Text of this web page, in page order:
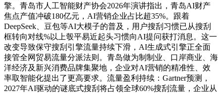
擎。青岛市人工智能财产协会2026年演讲指出，青岛AI财产
焦点产值冲破180亿元，AI营销企业占比超35%。跟着
DeepSeek、豆包等AI大模子的普及，用户搜刮习惯已从搜刮
框转向对线%以上彀平易近起头习惯向AI提问获打消息。这一
改变导致保守搜刮引擎流量持续下滑，AI生成式引擎正全面
接管全网贸易流量分派法则。青岛做为制制业、口岸商业、海
洋经济及新兴消费品牌集聚地，企业对AI营销的精准性、效
率取智能化提出了更高要求。流量盈利持续：Gartner预测，
2027年AI驱动的谜底式搜刮将占领全球60%搜刮流量，企业从